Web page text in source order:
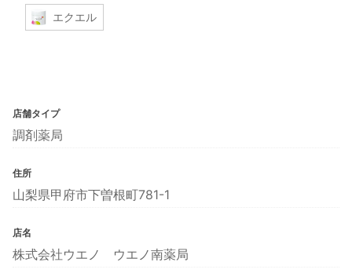
エクエル
店舗タイプ
調剤薬局
住所
山梨県甲府市下曽根町781-1
店名
株式会社ウエノ ウエノ南薬局